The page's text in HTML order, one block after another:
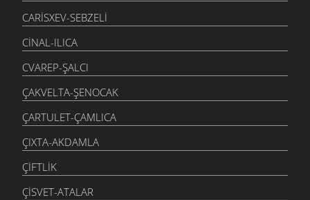
CARISXEV-SEBZELI
CINAL-ILICA
CVAREP-ŞALCI
ÇAKVELTA-ŞENOCAK
ÇARTULET-ÇAMLICA
ÇIXTA-AKDAMLA
ÇIFTLIK
ÇISVET-ATALAR